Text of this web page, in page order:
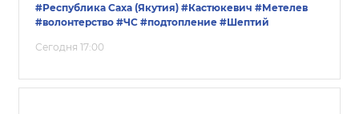
#Республика Саха (Якутия) #Кастюкевич #Метелев
#волонтерство #ЧС #подтопление #Шептий
Сегодня 17:00